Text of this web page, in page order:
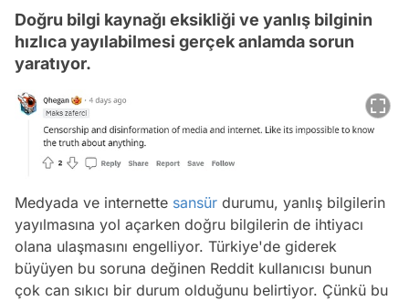
Doğru bilgi kaynağı eksikliği ve yanlış bilginin
hızlıca yayılabilmesi gerçek anlamda sorun
yaratıyor.
Medyada ve internette sansür durumu, yanlış bilgilerin
yayılmasına yol açarken doğru bilgilerin de ihtiyacı
olana ulaşmasını engelliyor. Türkiye'de giderek
büyüyen bu soruna değinen Reddit kullanıcısı bunun
çok can sıkıcı bir durum olduğunu belirtiyor. Çünkü bu